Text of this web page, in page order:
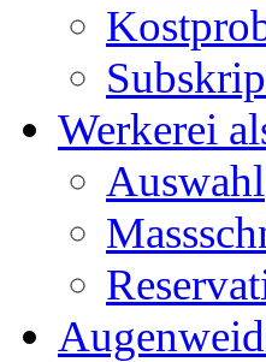
Werkerei
Auswahl